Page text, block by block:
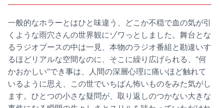
一般的なホラーとはひと味違う、どこか不穏で血の気が引
くような雨穴さんの世界観にゾワっとしました。舞台とな
るラジオブースの中は一見、本物のラジオ番組と勘違いす
るほどリアルな空間なのに、そこに繰り広げられる、“何
かおかしい”でき事は、人間の深層心理に痛いほど触れて
いるように思え、この世でいちばん怖いものをみた気がし
ます。ひとつの小さな疑問が、取り返しのつかない大きな